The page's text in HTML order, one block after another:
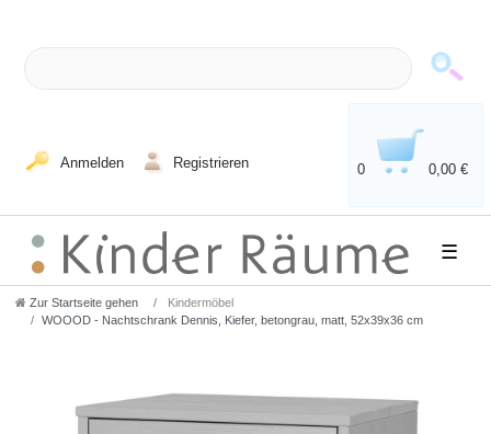
Anmelden Registrieren 0 0,00 €
☰
Zur Startseite gehen
Kindermöbel
WOOOD - Nachtschrank Dennis, Kiefer, betongrau, matt, 52x39x36 cm